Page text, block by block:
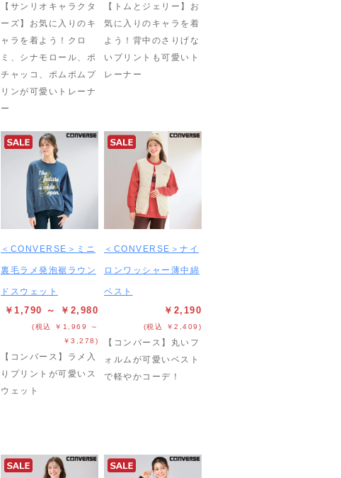
【サンリオキャラクタ
ーズ】お気に入りのキ
ャラを着よう！クロ
ミ、シナモロール、ポ
チャッコ、ポムポムプ
リンが可愛いトレーナ
ー
【トムとジェリー】お
気に入りのキャラを着
よう！背中のさりげな
いプリントも可愛いト
レーナー
＜CONVERSE＞ミニ
裏毛ラメ発泡裾ラウン
ドスウェット
￥1,790 ～ ￥2,980
(税込 ￥1,969 ～
￥3,278)
【コンバース】ラメ入
りプリントが可愛いス
ウェット
＜CONVERSE＞ナイ
ロンワッシャー薄中綿
ベスト
￥2,190
(税込 ￥2,409)
【コンバース】丸いフ
ォルムが可愛いベスト
で軽やかコーデ！